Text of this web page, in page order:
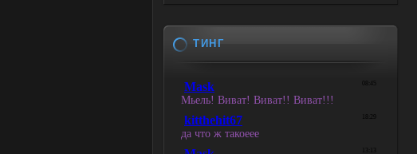
ТИНГ